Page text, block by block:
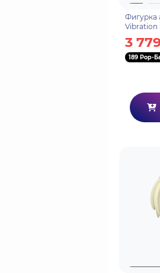
Фигурка
Vibration
Uchiha
3
189 Pop-